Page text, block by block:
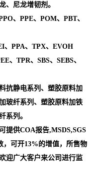
、尼龙增韧剂。
、PPE、POM、PBT、
、PPA、TPX、EVOH
、TPR、SBS、SEBS、
抗静电系列、塑胶原料加
玻纤系列、塑胶原料加铁
系列。
提供COA报告,MSDS,SGS
，可开13%的增值，所售物
迎广大客户来公司进行监